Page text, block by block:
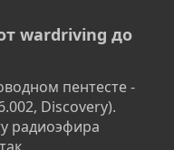
wardriving до
пентесте -
Discovery).
радиоэфира